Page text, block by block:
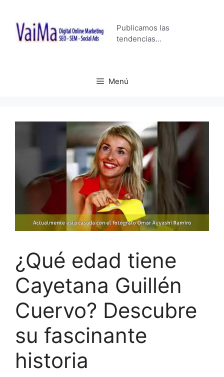
contenido
Publicamos las
tendencias…
Menú
¿Qué edad tiene
Cayetana Guillén
Cuervo? Descubre
su fascinante
historia